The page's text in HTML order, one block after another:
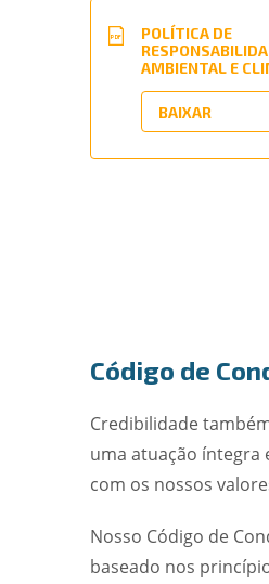
POLÍTICA DE
AMBIENTAL E
PDF
Código de
Credibilidade
uma atuação íntegra
com os nossos
Nosso Código de
baseado nos